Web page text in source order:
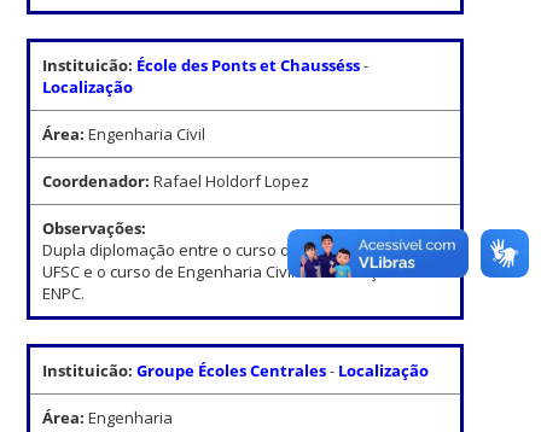
Instituicão: École des Ponts et Chausséss-
Localização
Área:Engenharia Civil
Coordenador:Rafael Holdorf Lopez
Observações:
Dupla diplomação entre o curso de Engenharia Civil da
UFSC e o curso de Engenharia Civil e Construção da
ENPC.
Instituicão:Groupe Écoles Centrales- Localização
Área:Engenharia